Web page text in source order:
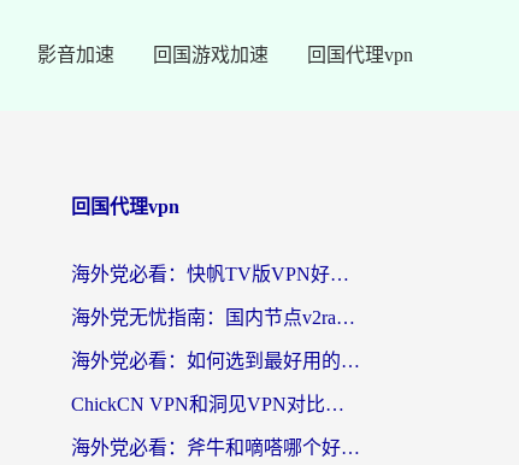
影音加速 回国游戏加速 回国代理vpn
回国代理vpn
海外党必看：快帆TV版VPN好用吗？和快游VPN对比哪个回国效果更好？附实用避坑指南
海外党无忧指南：国内节点v2ray怎么选？一键回国VPN+多场景实测帮你避坑
海外党必看：如何选到最好用的回国加速器？从节点到售后的全维度指南
ChickCN VPN和洞见VPN对比哪个回国效果更好？海外党亲测3款加速器+避坑指南
海外党必看：斧牛和嘀嗒哪个好？3个维度教你选对回国加速器